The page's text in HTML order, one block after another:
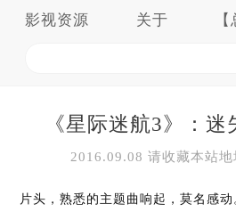
影视资源 关于
《星际迷航3》：
2016.09.08 请收藏本站
片头，熟悉的主题曲响起，莫名感动